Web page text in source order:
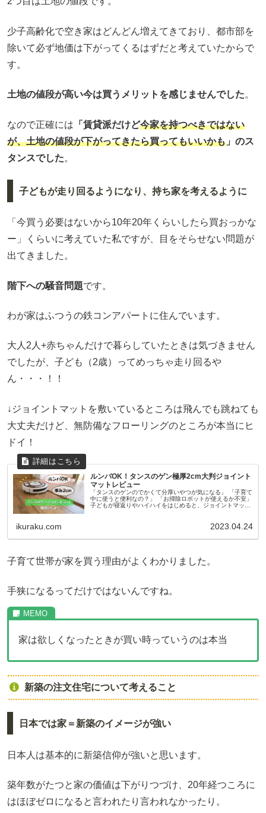
少子高齢化で空き家はどんどん増えてきており、都市部を
除いて必ず地価は下がってくるはずだと考えていたからで
す。
土地の値段が高い今は買うメリットを感じませんでした。
なので正確には 「賃貸派だけど今家を持つべきではない
が、土地の値段が下がってきたら買ってもいいかも 」のス
タンスでした。
子どもが走り回るようになり、持ち家を考えるように
「今買う必要はないから10年20年くらいしたら買おっかな
ー」くらいに考えていた私ですが、目をそらせない問題が
出てきました。
階下への騒音問題です。
わが家はふつうの鉄コンアパートに住んでいます。
大人2人+赤ちゃんだけで暮らしていたときは気づきません
でしたが、子ども（2歳）ってめっちゃ走り回るや
ん・・・！！
↓ジョイントマットを敷いているところは飛んでも跳ねても
大丈夫だけど、無防備なフローリングのところが本当にヒ
ドイ！
ルンバOK！タンスのゲン極厚2cm大判ジョイント
マットレビュー
「タンスのゲンのでかくて分厚いやつが気になる」 「子育て
中に使うと便利なの？」 「お掃除ロボットが使えるか不安」
子どもが寝返りやハイハイをはじめると、ジョイントマット
ikuraku.com 2023.04.24
子育て世帯が家を買う理由がよくわかりました。
手狭になるってだけではないんですね。
家は欲しくなったときが買い時っていうのは本当
新築の注文住宅について考えること
日本では家＝新築のイメージが強い
日本人は基本的に新築信仰が強いと思います。
築年数がたつと家の価値は下がりつづけ、20年経つころに
はほぼゼロになると言われたり言われなかったり。